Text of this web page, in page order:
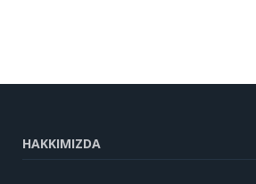
HAKKIMIZDA